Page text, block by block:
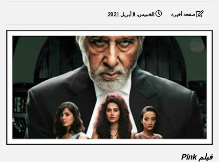
صفحة أخيرة الخميس، 8 أبريل 2021
فيلم Pink